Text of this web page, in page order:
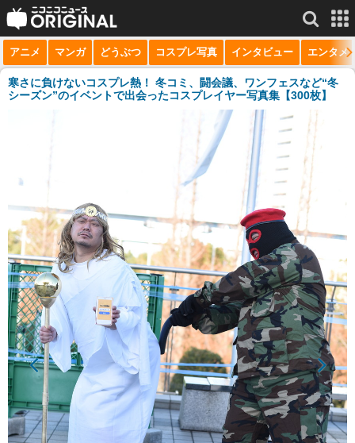
サービス一覧 もっと見る
niconico
ニュース
チャンネル
マンガ
ニコニコQ
アニメ マンガ どうぶつ コスプレ写真 インタビュー エンタメ
寒さに負けないコスプレ熱！ 冬コミ、闘会議、ワンフェスなど“冬
シーズン”のイベントで出会ったコスプレイヤー写真集【300枚】